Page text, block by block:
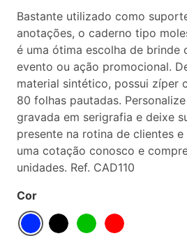
Bastante utilizado como
anotações, o caderno tipo
é uma ótima escolha de brinde
evento ou ação promocional.
material sintético, possui zíper
80 folhas pautadas.
gravada em serigrafia e deixe
presente na rotina de clientes
uma cotação conosco e
unidades. Ref. CAD110
Cor